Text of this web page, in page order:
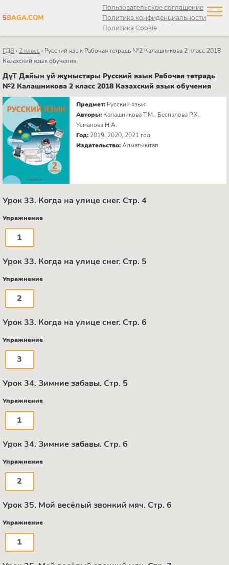
5BAGA.COM
Пользовательское соглашение
Политика конфиденциальности
Политика Cookie
ГДЗ › 2 класс › Русский язык Рабочая тетрадь №2 Калашникова 2 класс 2018
Казахский язык обучения
ДүТ Дайын үй жұмыстары Русский язык Рабочая тетрадь
№2 Калашникова 2 класс 2018 Казахский язык обучения
Предмет: Русский язык
Авторы: Калашникова Т.М., Беспалова Р.Х.,
Усманова Н.А.
Год: 2019, 2020, 2021 год
Издательство:Алматыкітап
Урок 33. Когда на улице снег. Стр. 4
Упражнение
1
Урок 33. Когда на улице снег. Стр. 5
Упражнение
2
Урок 33. Когда на улице снег. Стр. 6
Упражнение
3
Урок 34. Зимние забавы. Стр. 5
Упражнение
1
Урок 34. Зимние забавы. Стр. 6
Упражнение
2
Урок 35. Мой весёлый звонкий мяч. Стр. 6
Упражнение
1